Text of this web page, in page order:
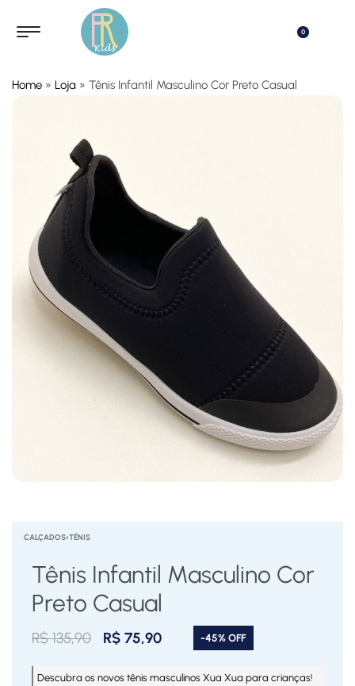
0
Home » Loja » Tênis Infantil Masculino Cor Preto Casual
CALÇADOS›TÊNIS
Tênis Infantil Masculino Cor
Preto Casual
R$135,90 R$ 75,90 -45% OFF
Descubra os novos tênis masculinos Xua Xua para crianças!